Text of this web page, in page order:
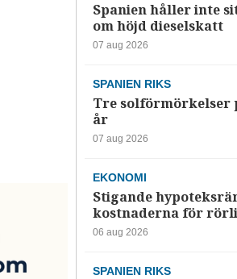
Spanien håller inte
om höjd dieselskatt
07 aug 2026
SPANIEN RIKS
Tre solförmörkelser
år
07 aug 2026
EKONOMI
Stigande
kostnaderna för
06 aug 2026
SPANIEN RIKS